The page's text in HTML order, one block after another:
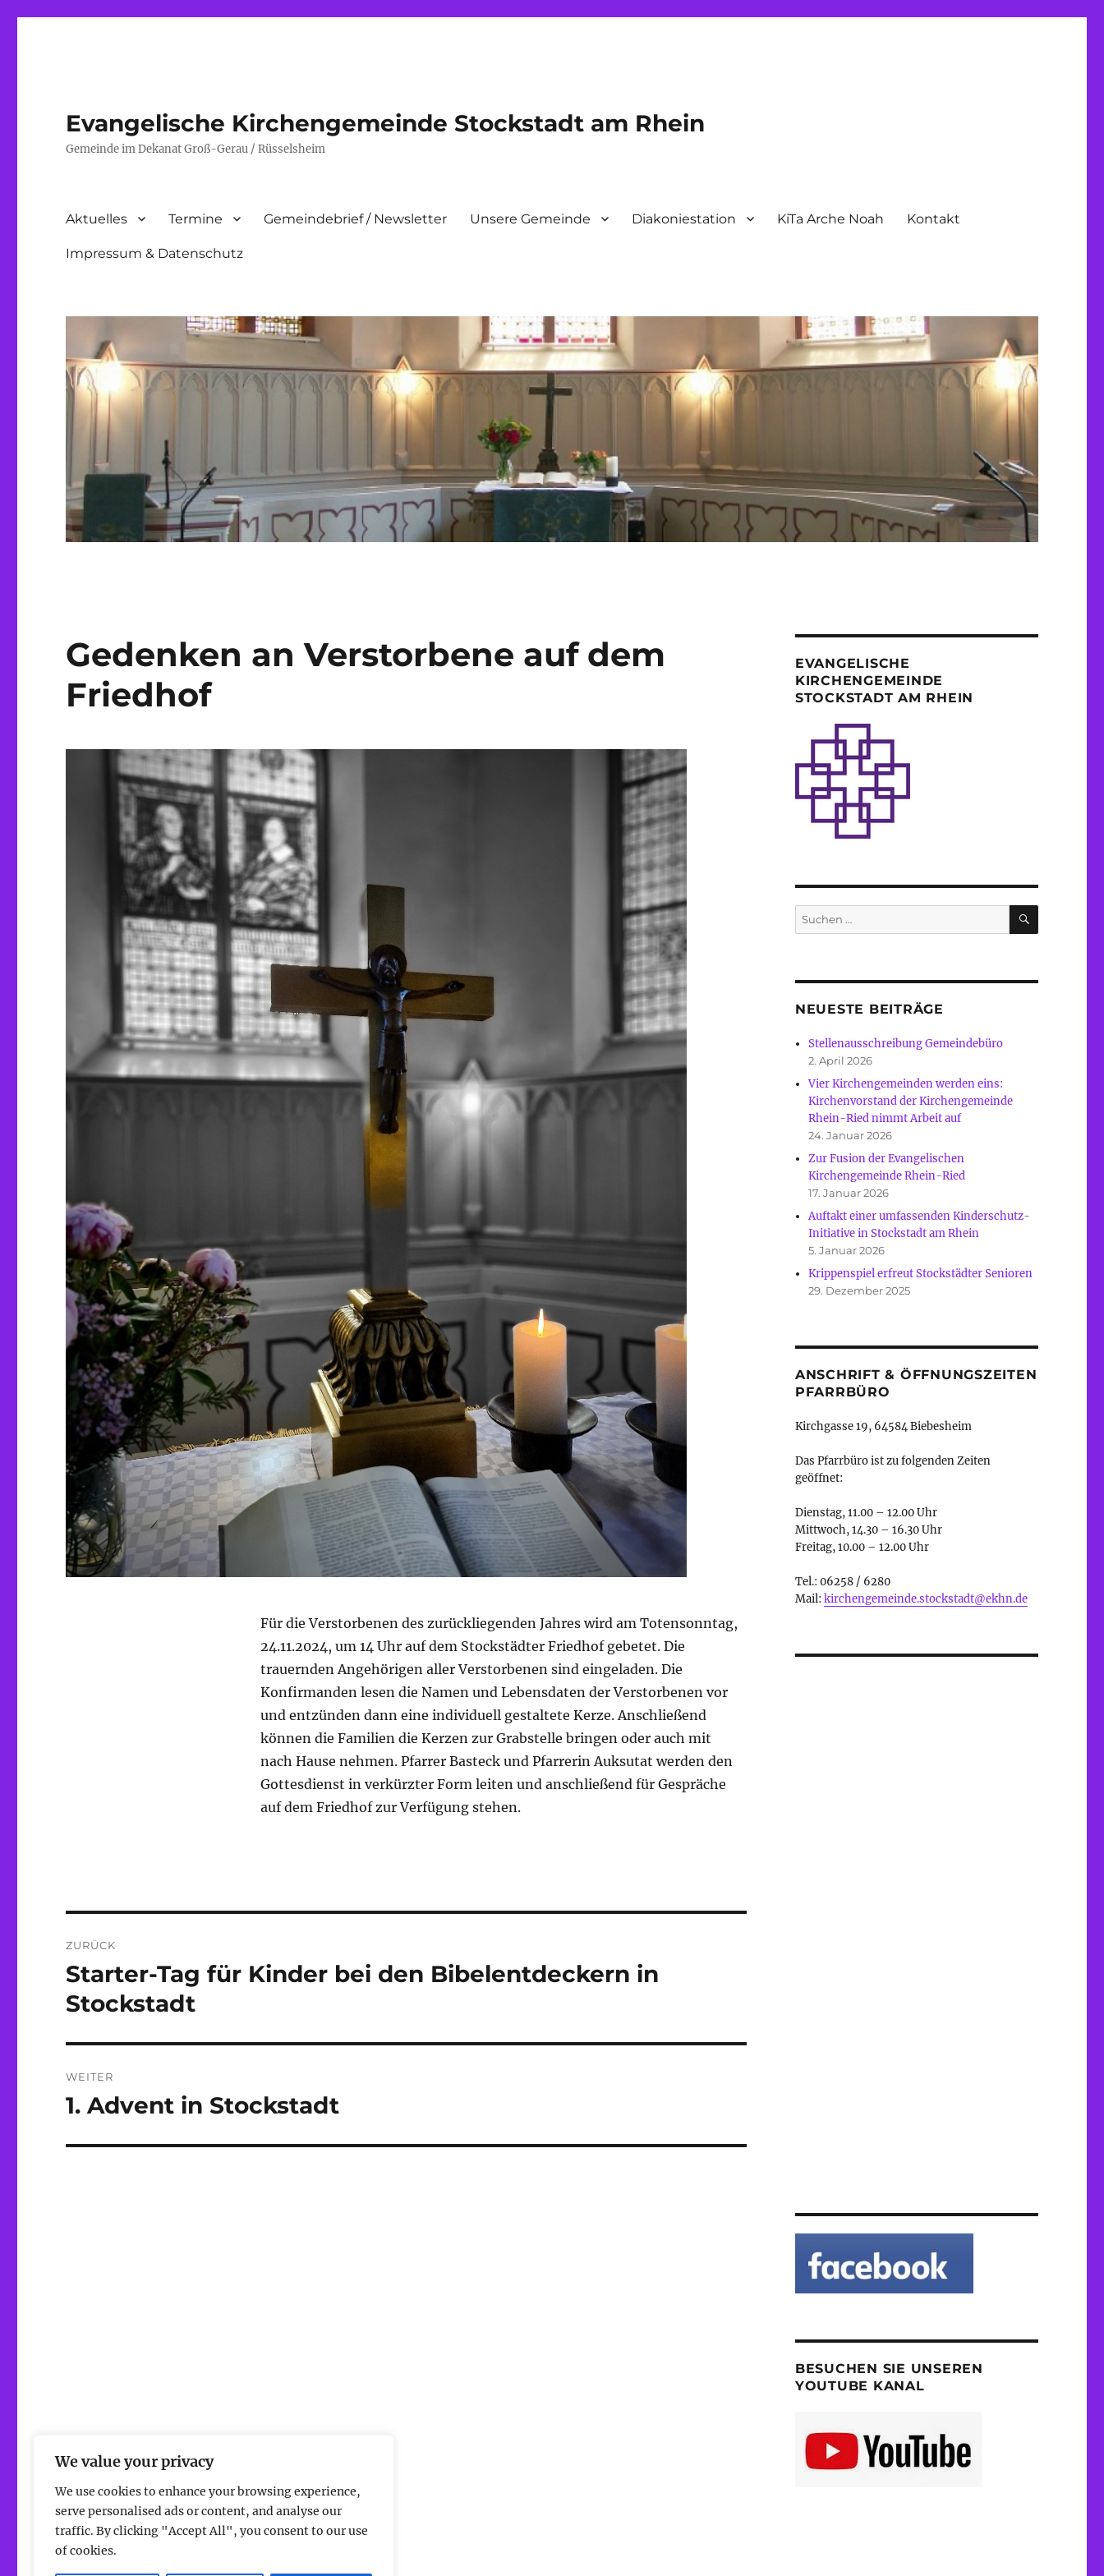
We value your privacy
We use cookies to enhance your browsing experience,
serve personalised ads or content, and analyse our
traffic. By clicking "Accept All", you consent to our use
of cookies.
Evangelische Kirchengemeinde Stockstadt am Rhein
Gemeinde im Dekanat Groß-Gerau / Rüsselsheim
Aktuelles Termine Gemeindebrief / Newsletter Unsere Gemeinde Diakoniestation KiTa Arche Noah Kontakt
Impressum & Datenschutz
Gedenken an Verstorbene auf dem
Friedhof
Für die Verstorbenen des zurückliegenden Jahres wird am Totensonntag,
24.11.2024, um 14 Uhr auf dem Stockstädter Friedhof gebetet. Die
trauernden Angehörigen aller Verstorbenen sind eingeladen. Die
Konfirmanden lesen die Namen und Lebensdaten der Verstorbenen vor
und entzünden dann eine individuell gestaltete Kerze. Anschließend
können die Familien die Kerzen zur Grabstelle bringen oder auch mit
nach Hause nehmen. Pfarrer Basteck und Pfarrerin Auksutat werden den
Gottesdienst in verkürzter Form leiten und anschließend für Gespräche
auf dem Friedhof zur Verfügung stehen.
ZURÜCK
Vorheriger
Beitrag:
Starter-Tag für Kinder bei den Bibelentdeckern in
Stockstadt
WEITER
Nächster
1. Advent in Stockstadt
EVANGELISCHE
KIRCHENGEMEINDE
STOCKSTADT AM RHEIN
Suche
nach:
SUCHEN
NEUESTE BEITRÄGE
Stellenausschreibung Gemeindebüro
2. April 2026
Vier Kirchengemeinden werden eins:
Kirchenvorstand der Kirchengemeinde
Rhein-Ried nimmt Arbeit auf
24. Januar 2026
Zur Fusion der Evangelischen
Kirchengemeinde Rhein-Ried
17. Januar 2026
Auftakt einer umfassenden Kinderschutz-
Initiative in Stockstadt am Rhein
5. Januar 2026
Krippenspiel erfreut Stockstädter Senioren
29. Dezember 2025
ANSCHRIFT & ÖFFNUNGSZEITEN
PFARRBÜRO
Kirchgasse 19, 64584 Biebesheim
Das Pfarrbüro ist zu folgenden Zeiten
geöffnet:
Dienstag, 11.00 – 12.00 Uhr
Mittwoch, 14.30 – 16.30 Uhr
Freitag, 10.00 – 12.00 Uhr
Tel.: 06258 / 6280
Mail: kirchengemeinde.stockstadt@ekhn.de
BESUCHEN SIE UNSEREN
YOUTUBE KANAL